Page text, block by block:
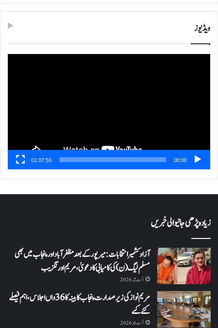
ویڈیوز
00:00
01:07:55
زیادہ پڑھی جانیوالی خبریں
آزاد کشمیر انتخابات: میرپور کے بعد مظفرآباد اور پنجاب میں بھی
مسلم لیگ (ن) کی کامیابی کا دعویٰ، مریم اورنگزیب
اگست 2, 2026
مریم نواز کی زیر صدارت پنجاب کابینہ کا 36واں اجلاس،اہم فیصلے
کئے گئے
اگست 6, 2026